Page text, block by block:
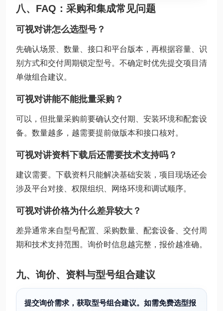
八、FAQ：采购和集成常见问题
可视对讲怎么选型号？
先确认场景、数量、接口和平台版本，再根据容量、识
别方式和交付周期锁定型号。不确定时优先提交项目清
单做组合建议。
可视对讲能不能批量采购？
可以，但批量采购前要确认交付期、安装环境和配套设
备。数量越多，越需要提前做版本和接口核对。
可视对讲资料下载后还需要技术支持吗？
建议需要。下载资料只能解决基础安装，项目现场还会
涉及平台对接、权限组织、网络环境和调试顺序。
可视对讲价格为什么差异较大？
差异通常来自型号配置、采购数量、配套设备、交付周
期和技术支持范围。询价时信息越完整，报价越准确。
九、询价、资料与型号组合建议
提交询价需求，获取型号组合建议。如需免费选型报